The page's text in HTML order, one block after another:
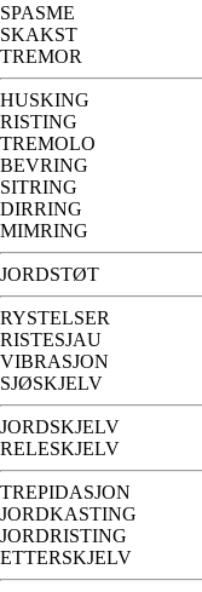
SPASME
SKAKST
TREMOR
HUSKING
RISTING
TREMOLO
BEVRING
SITRING
DIRRING
MIMRING
JORDSTØT
RYSTELSER
RISTESJAU
VIBRASJON
SJØSKJELV
JORDSKJELV
RELESKJELV
TREPIDASJON
JORDKASTING
JORDRISTING
ETTERSKJELV